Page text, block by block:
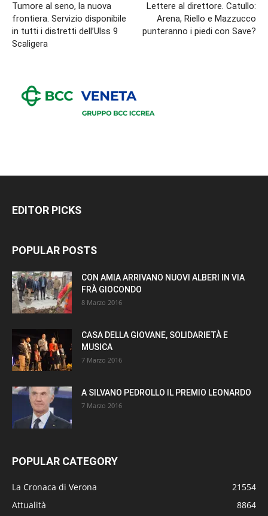
Tumore al seno, la nuova
frontiera. Servizio disponibile
in tutti i distretti dell’Ulss 9
Scaligera
Lettere al direttore. Catullo:
Arena, Riello e Mazzucco
punteranno i piedi con Save?
EDITOR PICKS
POPULAR POSTS
CON AMIA ARRIVANO NUOVI ALBERI IN VIA
FRÀ GIOCONDO
8 Marzo 2016
CASA DELLA GIOVANE, SOLIDARIETÀ E
MUSICA
7 Marzo 2016
A SILVANO PEDROLLO IL PREMIO LEONARDO
7 Marzo 2016
POPULAR CATEGORY
La Cronaca di Verona
21554
Attualità
8864